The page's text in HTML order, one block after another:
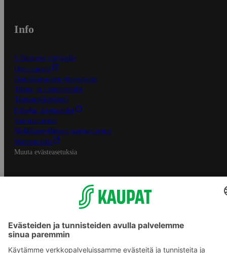
Info
S-Business yrityksille
Oiva-raportit
Osuuskauppojen yhteystiedot
Tilaus- ja toimitusehdot
Tietosuojakäytäntö
Palvelun käyttöehdot
Saavutettavuus
Mobiilisovelluksen saavutettavuus
Mainostajalle
Muuta evästeasetuksia
S-ryhmän palvelut
Asiakasomistajuus